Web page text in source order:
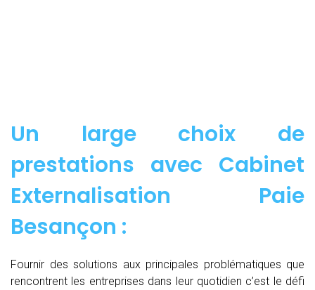
Un large choix de
prestations avec Cabinet
Externalisation Paie
Besançon :
Fournir des solutions aux principales problématiques que
rencontrent les entreprises dans leur quotidien c’est le défi